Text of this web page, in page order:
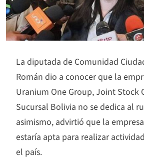
La diputada de Comunidad
Román dio a conocer que la
Uranium One Group, Joint Stock
Sucursal Bolivia no se dedica al
asimismo, advirtió que la
estaría apta para realizar
el país.